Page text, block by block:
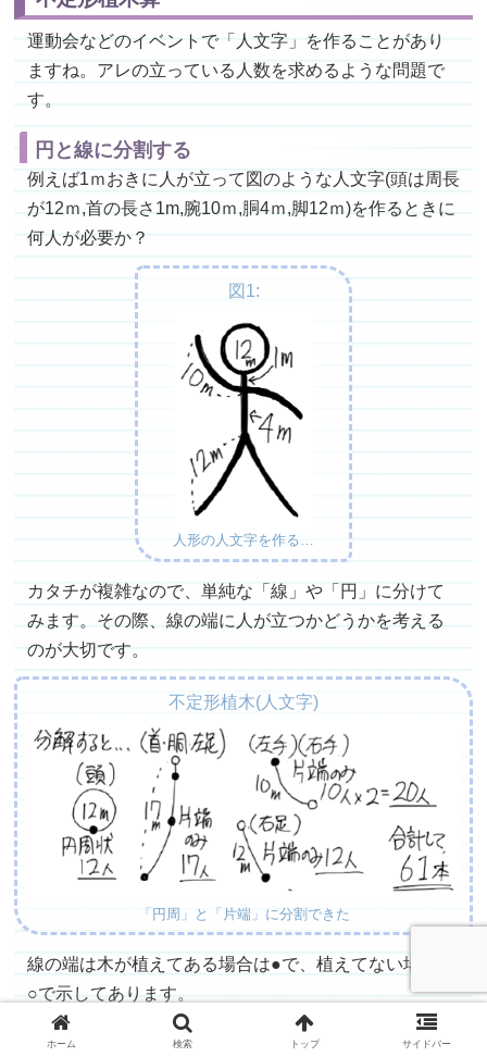
運動会などのイベントで「人文字」を作ることがあり
ますね。アレの立っている人数を求めるような問題で
す。
円と線に分割する
例えば1ｍおきに人が立って図のような人文字(頭は周長
が12ｍ,首の長さ1m,腕10ｍ,胴4ｍ,脚12ｍ)を作るときに
何人が必要か？
図1:
人形の人文字を作る…
カタチが複雑なので、単純な「線」や「円」に分けて
みます。その際、線の端に人が立つかどうかを考える
のが大切です。
不定形植木(人文字)
「円周」と「片端」に分割できた
線の端は木が植えてある場合は●で、植えてない場合は
○で示してあります。
例えば、首の付け根の部分に立つ人は「頭」として数
ホーム 検索 トップ サイドバー